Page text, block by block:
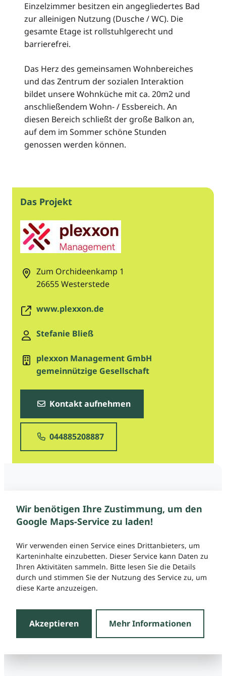
Einzelzimmer besitzen ein angegliedertes Bad
zur alleinigen Nutzung (Dusche / WC). Die
gesamte Etage ist rollstuhlgerecht und
barrierefrei.
Das Herz des gemeinsamen Wohnbereiches
und das Zentrum der sozialen Interaktion
bildet unsere Wohnküche mit ca. 20m2 und
anschließendem Wohn- / Essbereich. An
diesen Bereich schließt der große Balkon an,
auf dem im Sommer schöne Stunden
genossen werden können.
Das Projekt
Zum Orchideenkamp 1
26655Westerstede
www.plexxon.de
Stefanie Bließ
plexxon Management GmbH
gemeinnützige Gesellschaft
Kontakt aufnehmen
044885208887
Wir benötigen Ihre Zustimmung, um den
Google Maps-Service zu laden!
Wir verwenden einen Service eines Drittanbieters, um
Karteninhalte einzubetten. Dieser Service kann Daten zu
Ihren Aktivitäten sammeln. Bitte lesen Sie die Details
durch und stimmen Sie der Nutzung des Service zu, um
diese Karte anzuzeigen.
Akzeptieren Mehr Informationen